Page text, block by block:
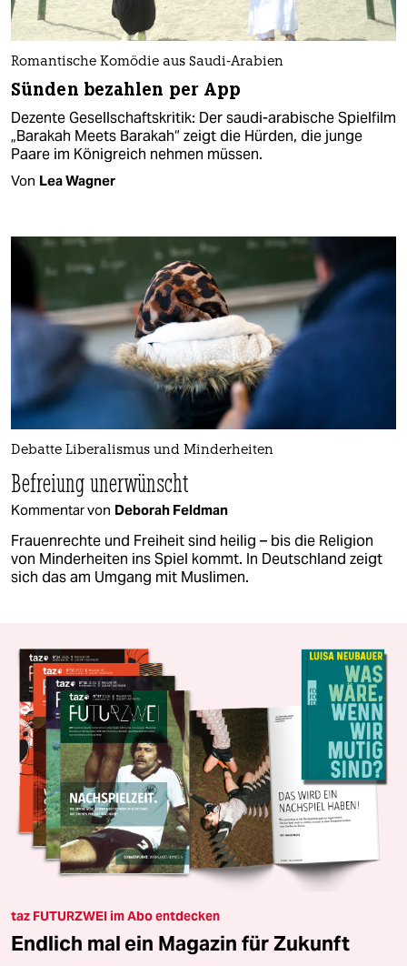
Romantische Komödie aus Saudi-Arabien
Sünden bezahlen per App
Dezente Gesellschaftskritik: Der saudi-arabische Spielfilm
„Barakah Meets Barakah“ zeigt die Hürden, die junge
Paare im Königreich nehmen müssen.
Von Lea Wagner
Debatte Liberalismus und Minderheiten
Befreiung unerwünscht
Kommentar von Deborah Feldman
Frauenrechte und Freiheit sind heilig – bis die Religion
von Minderheiten ins Spiel kommt. In Deutschland zeigt
sich das am Umgang mit Muslimen.
taz FUTURZWEI im Abo entdecken
Endlich mal ein Magazin für Zukunft